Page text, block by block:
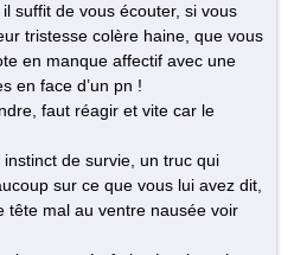
suffit de vous écouter, si vous
tristesse colère haine, que vous
en manque affectif avec une
en face d’un pn !
faut réagir et vite car le
de survie, un truc qui
sur ce que vous lui avez dit,
tête mal au ventre nausée voir